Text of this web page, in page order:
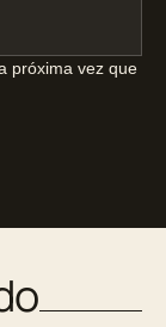
próxima vez que